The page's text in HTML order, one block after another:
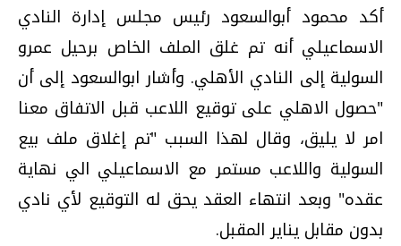
أكد محمود أبوالسعود رئيس مجلس إدارة النادي
الاسماعيلي أنه تم غلق الملف الخاص برحيل عمرو
السولية إلى النادي الأهلي. وأشار ابوالسعود إلى أن
"حصول الاهلي على توقيع اللاعب قبل الاتفاق معنا
امر لا يليق، وقال لهذا السبب "تم إغلاق ملف بيع
السولية واللاعب مستمر مع الاسماعيلي الي نهاية
عقده" وبعد انتهاء العقد يحق له التوقيع لأي نادي
بدون مقابل يناير المقبل.